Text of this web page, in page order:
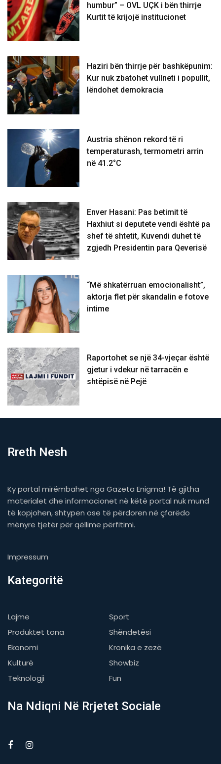
humbur” – OVL UÇK i bën thirrje
Kurtit të krijojë institucionet
Haziri bën thirrje për bashkëpunim:
Kur nuk zbatohet vullneti i popullit,
lëndohet demokracia
Austria shënon rekord të ri
temperaturash, termometri arrin
në 41.2°C
Enver Hasani: Pas betimit të
Haxhiut si deputete vendi është pa
shef të shtetit, Kuvendi duhet të
zgjedh Presidentin para Qeverisë
“Më shkatërruan emocionalisht”,
aktorja flet për skandalin e fotove
intime
Raportohet se një 34-vjeçar është
gjetur i vdekur në tarracën e
shtëpisë në Pejë
Rreth Nesh
Ky portal mirëmbahet nga Gazeta Enigma! Të gjitha
materialet dhe informacionet në këtë portal nuk mund
të kopjohen, shtypen ose të përdoren në çfarëdo
mënyre tjetër për qëllime përfitimi.
Impressum
Kategoritë
Lajme
Sport
Produktet tona
Shëndetësi
Ekonomi
Kronika e zezë
Kulturë
Showbiz
Teknologji
Fun
Na Ndiqni Në Rrjetet Sociale